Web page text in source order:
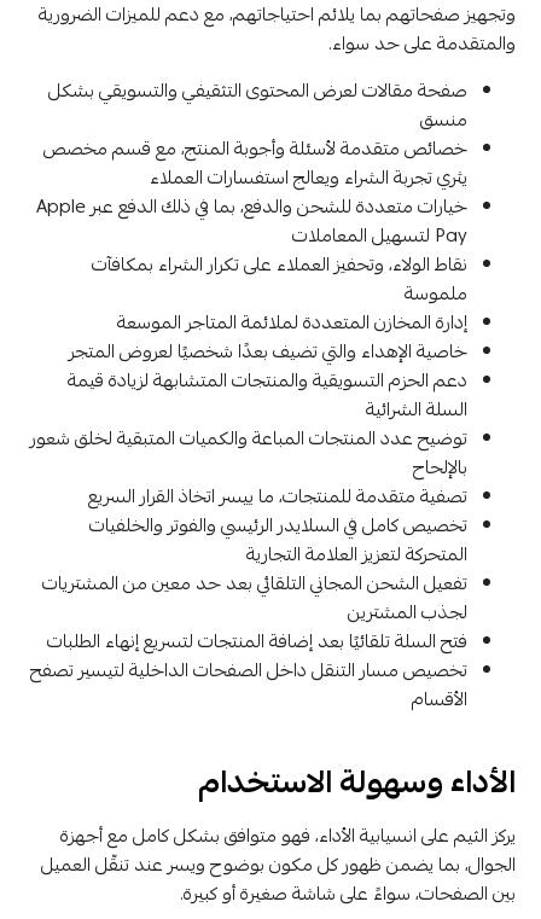
وتجهيز صفحاتهم بما يلائم احتياجاتهم، مع دعم للميزات الضرورية
والمتقدمة على حد سواء.
صفحة مقالات لعرض المحتوى التثقيفي والتسويقي بشكل
منسق
خصائص متقدمة لأسئلة وأجوبة المنتج، مع قسم مخصص
يثري تجربة الشراء ويعالج استفسارات العملاء
خيارات متعددة للشحن والدفع، بما في ذلك الدفع عبر Apple
Pay لتسهيل المعاملات
نقاط الولاء، وتحفيز العملاء على تكرار الشراء بمكافآت
ملموسة
إدارة المخازن المتعددة لملائمة المتاجر الموسعة
خاصية الإهداء والتي تضيف بعدًا شخصيًا لعروض المتجر
دعم الحزم التسويقية والمنتجات المتشابهة لزيادة قيمة
السلة الشرائية
توضيح عدد المنتجات المباعة والكميات المتبقية لخلق شعور
بالإلحاح
تصفية متقدمة للمنتجات، ما ييسر اتخاذ القرار السريع
تخصيص كامل في السلايدر الرئيسي والفوتر والخلفيات
المتحركة لتعزيز العلامة التجارية
تفعيل الشحن المجاني التلقائي بعد حد معين من المشتريات
لجذب المشترين
فتح السلة تلقائيًا بعد إضافة المنتجات لتسريع إنهاء الطلبات
تخصيص مسار التنقل داخل الصفحات الداخلية لتيسير تصفح
الأقسام
الأداء وسهولة الاستخدام
يركز الثيم على انسيابية الأداء، فهو متوافق بشكل كامل مع أجهزة
الجوال، بما يضمن ظهور كل مكون بوضوح ويسر عند تنقّل العميل
بين الصفحات، سواءً على شاشة صغيرة أو كبيرة.